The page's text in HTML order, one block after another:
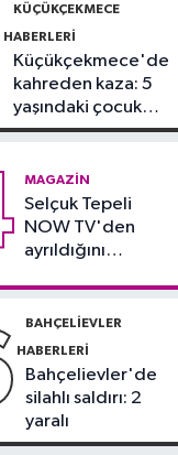
içinde gitti
açıklama
KÜÇÜKÇEKMECE
HABERLERI
Küçükçekmece'de
kahreden kaza: 5
yaşındaki çocuk
yoğun bakımda
MAGAZIN
Selçuk Tepeli
NOW TV'den
ayrıldığını
BAHÇELIEVLER
HABERLERI
Bahçelievler'de
silahlı saldırı: 2
yaralı